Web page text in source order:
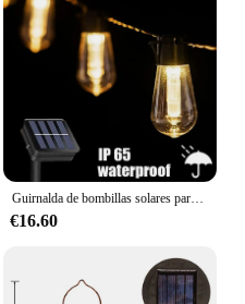
Guirnalda de bombillas solares para exteriores, luces LED IP65 impermeables, iluminación Retro para jardín, lámpara de hadas para fiesta, decoración de Navidad, Patio, 10, 20, 30LED
€16.60